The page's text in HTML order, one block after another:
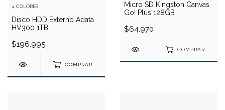
4 COLORES
Disco HDD Externo Adata
HV300 1TB
$196.995
COMPRAR
Micro SD Kingston Canvas
Go! Plus 128GB
$64.970
COMPRAR